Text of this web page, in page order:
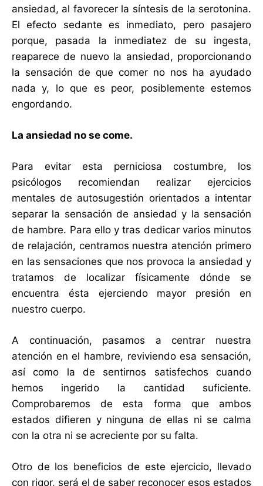
ansiedad, al favorecer la síntesis de la serotonina.
El efecto sedante es inmediato, pero pasajero
porque, pasada la inmediatez de su ingesta,
reaparece de nuevo la ansiedad, proporcionando
la sensación de que comer no nos ha ayudado
nada y, lo que es peor, posiblemente estemos
engordando.
La ansiedad no se come.
Para evitar esta perniciosa costumbre, los
psicólogos recomiendan realizar ejercicios
mentales de autosugestión orientados a intentar
separar la sensación de ansiedad y la sensación
de hambre. Para ello y tras dedicar varios minutos
de relajación, centramos nuestra atención primero
en las sensaciones que nos provoca la ansiedad y
tratamos de localizar físicamente dónde se
encuentra ésta ejerciendo mayor presión en
nuestro cuerpo.
A continuación, pasamos a centrar nuestra
atención en el hambre, reviviendo esa sensación,
así como la de sentirnos satisfechos cuando
hemos ingerido la cantidad suficiente.
Comprobaremos de esta forma que ambos
estados difieren y ninguna de ellas ni se calma
con la otra ni se acreciente por su falta.
Otro de los beneficios de este ejercicio, llevado
con rigor, será el de saber reconocer esos estados